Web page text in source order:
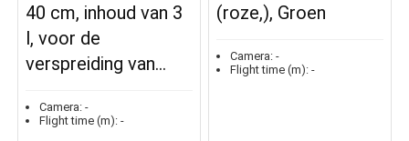
40 cm, inhoud van 3
l, voor de
verspreiding van…
Camera: -
Flight time (m): -
(roze,), Groen
Camera: -
Flight time (m): -